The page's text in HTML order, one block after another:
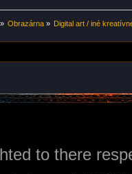
Obrazárna» Digital art / iné
to there